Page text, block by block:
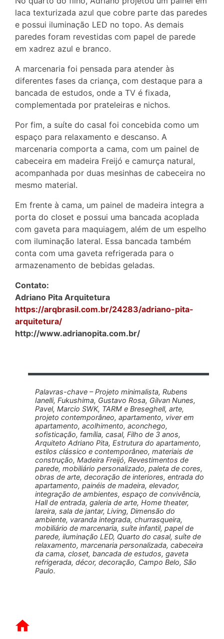
laca texturizada azul que cobre parte das paredes
e possui iluminação LED no topo. As demais
paredes foram revestidas com papel de parede
em xadrez azul e branco.
A marcenaria foi pensada para atender às
diferentes fases da criança, com destaque para a
bancada de estudos, onde a TV é fixada,
complementada por prateleiras e nichos.
Por fim, a suíte do casal foi concebida como um
espaço para relaxamento e descanso. A
marcenaria comporta a cama, com um painel de
cabeceira em madeira Freijó e camurça natural,
acompanhada por duas mesinhas de cabeceira no
mesmo material.
Em frente à cama, um painel de madeira integra a
porta do closet e possui uma bancada acoplada
com gaveta para maquiagem, além de um espelho
com iluminação lateral. Essa bancada também
conta com uma gaveta refrigerada para o
armazenamento de bebidas geladas.
Contato:
Adriano Pita Arquitetura
https://arqbrasil.com.br/24283/adriano-pita-
arquitetura/
http://www.adrianopita.com.br/
Palavras-chave – Projeto minimalista, Rubens
Ianelli, Fukushima, Gustavo Rosa, Gilvan Nunes,
Pavel, Marcio SWK, TARM e Breseghell, arte,
projeto contemporâneo, apartamento, viver em
apartamento, acolhimento, aconchego,
sofisticação, família, casal, Filho de 3 anos,
Arquiteto Adriano Pita, Estrutura do apartamento,
estilos clássico e contemporâneo, materiais de
construção, Madeira Freijó, Revestimentos de
parede, mobiliário personalizado, paleta de cores,
obras de arte, decoração de interiores, entrada do
apartamento, painéis de madeira, elevador,
integração de ambientes, espaço de convivência,
Hall de entrada, galeria de arte, Home theater,
lareira, sala de jantar, Living, Dimensão do
ambiente, varanda integrada, churrasqueira,
mobiliário de marcenaria, suíte infantil, papel de
parede, iluminação LED, Quarto do casal, suíte de
relaxamento, marcenaria personalizada, cabeceira
da cama, closet, bancada de estudos, gaveta
refrigerada, décor, decoração, Campo Belo, São
Paulo.